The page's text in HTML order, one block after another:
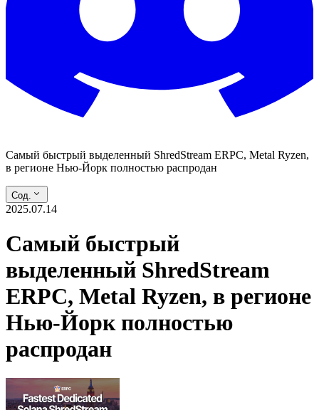
Самый быстрый выделенный ShredStream ERPC, Metal Ryzen,
в регионе Нью-Йорк полностью распродан
Сод.
2025.07.14
Самый быстрый
выделенный ShredStream
ERPC, Metal Ryzen, в регионе
Нью-Йорк полностью
распродан